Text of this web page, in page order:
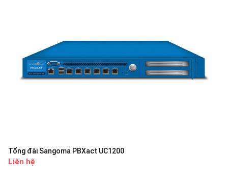
Tổng đài Sangoma PBXact UC1200
Liên hệ